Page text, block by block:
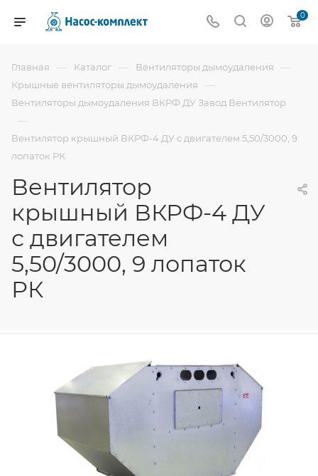
0
Главная — Каталог — Вентиляторы дымоудаления —
Крышные вентиляторы дымоудаления —
Вентиляторы дымоудаления ВКРФ ДУ Завод Вентилятор
—
Вентилятор крышный ВКРФ-4 ДУ с двигателем 5,50/3000, 9
лопаток РК
Вентилятор
крышный ВКРФ-4 ДУ
с двигателем
5,50/3000, 9 лопаток
РК